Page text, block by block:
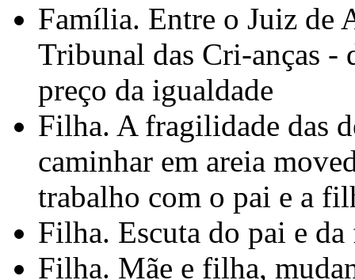
Família. Entre o Juiz de
Tribunal das Cri-anças -
preço da igualdade
Filha. A fragilidade das
caminhar em areia
trabalho com o pai e a
Filha. Escuta do pai e
Filha. Mãe e filha,